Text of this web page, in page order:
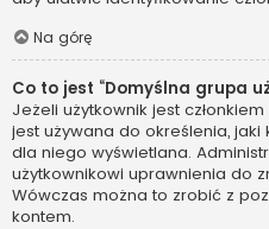
Na górę
Co to jest “Domyślna grupa
Jeżeli użytkownik jest
jest używana do określenia,
dla niego wyświetlana.
użytkownikowi uprawnienia do
Wówczas można to zrobić z
kontem.